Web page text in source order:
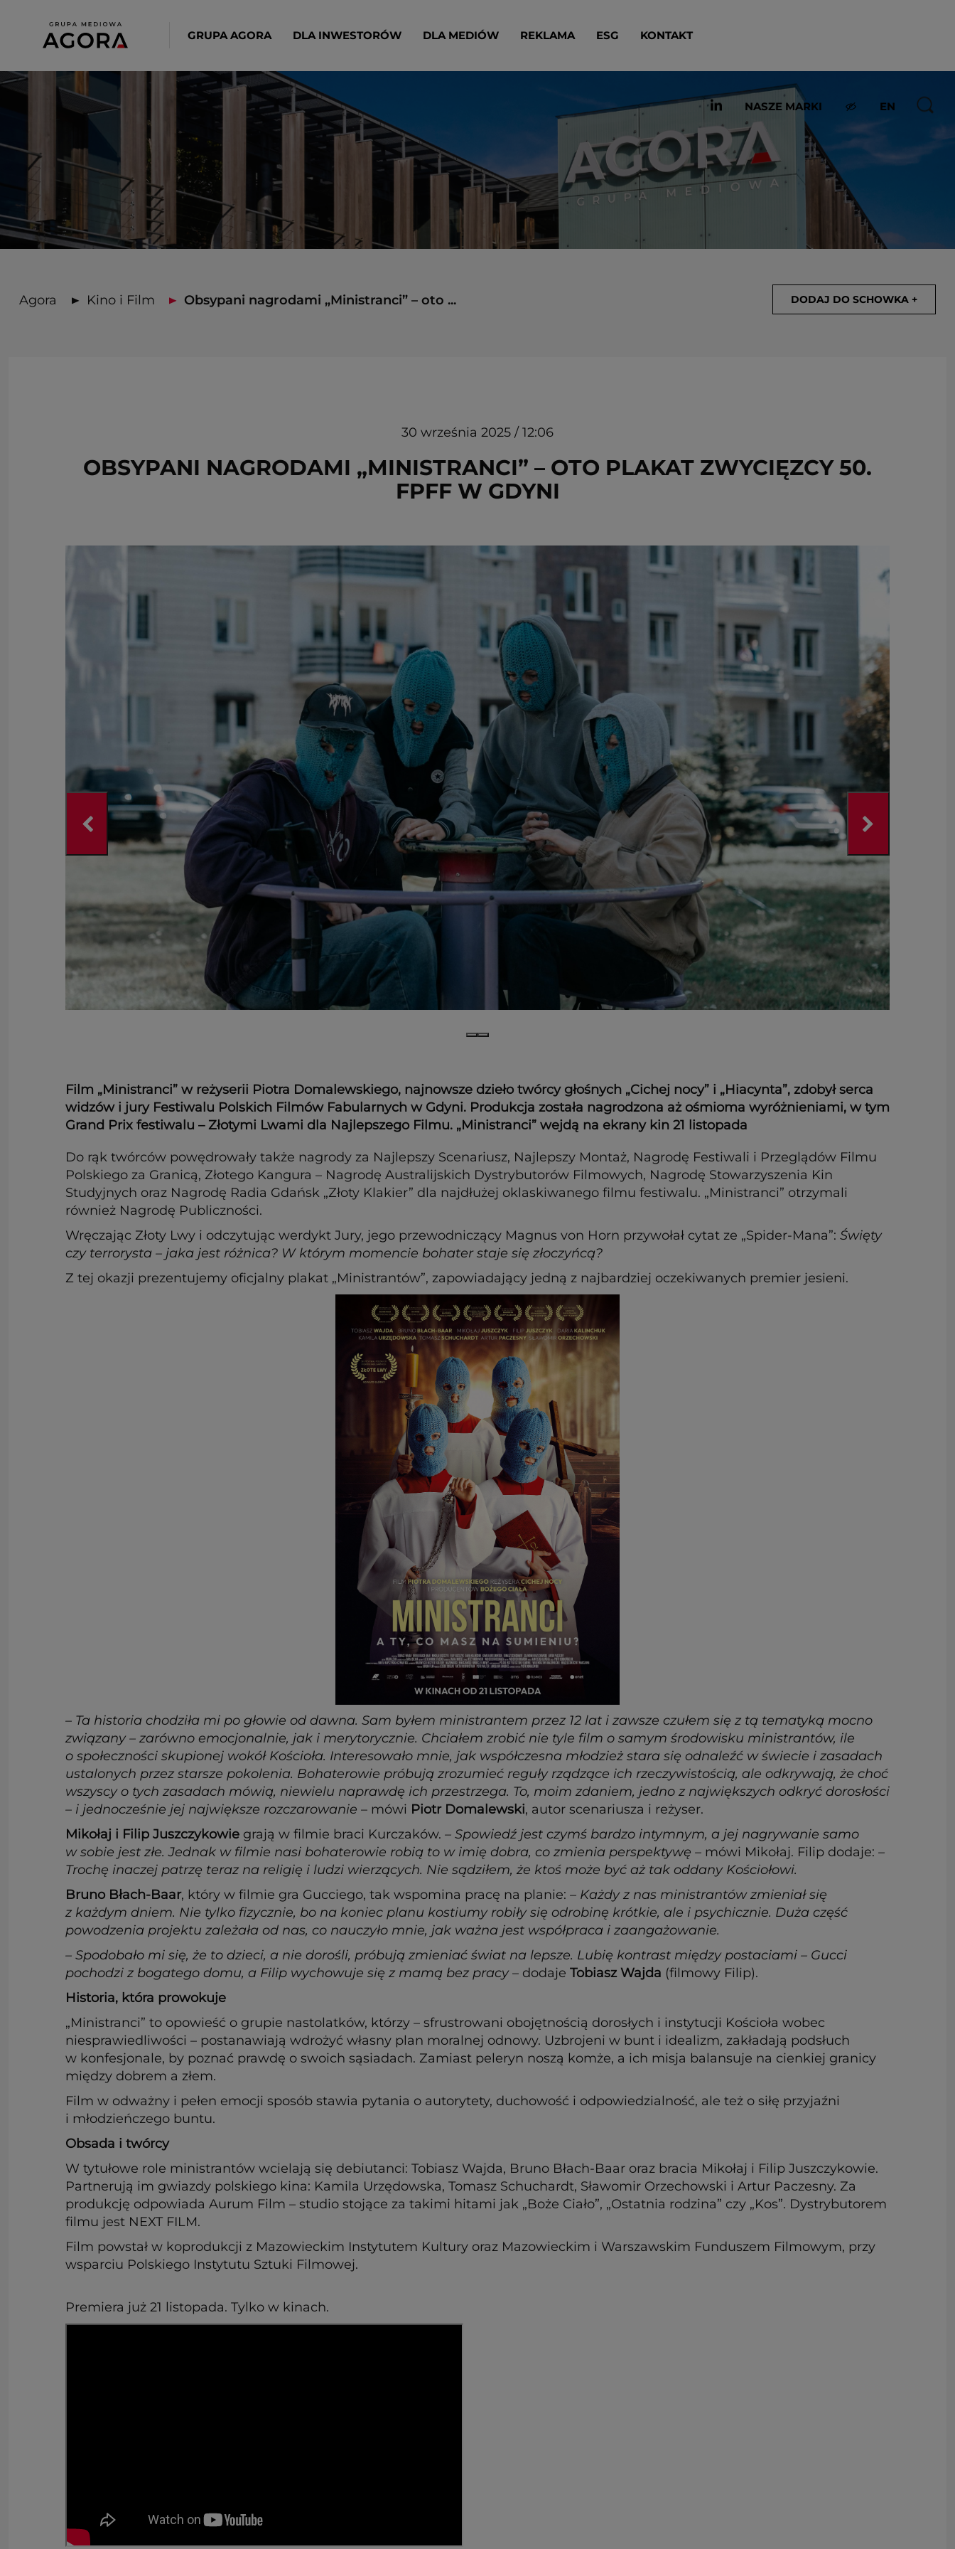
GRUPA AGORA DLA INWESTORÓW DLA MEDIÓW REKLAMA ESG KONTAKT
NASZE MARKI EN
Agora Kino i Film Obsypani nagrodami „Ministranci” – oto ... DODAJ DO SCHOWKA +
30 września 2025 / 12:06
OBSYPANI NAGRODAMI „MINISTRANCI” – OTO PLAKAT ZWYCIĘZCY 50.
FPFF W GDYNI
Film „Ministranci” w reżyserii Piotra Domalewskiego, najnowsze dzieło twórcy głośnych „Cichej nocy” i „Hiacynta”, zdobył serca
widzów i jury Festiwalu Polskich Filmów Fabularnych w Gdyni. Produkcja została nagrodzona aż ośmioma wyróżnieniami, w tym
Grand Prix festiwalu – Złotymi Lwami dla Najlepszego Filmu. „Ministranci” wejdą na ekrany kin 21 listopada
Do rąk twórców powędrowały także nagrody za Najlepszy Scenariusz, Najlepszy Montaż, Nagrodę Festiwali i Przeglądów Filmu
Polskiego za Granicą, Złotego Kangura – Nagrodę Australijskich Dystrybutorów Filmowych, Nagrodę Stowarzyszenia Kin
Studyjnych oraz Nagrodę Radia Gdańsk „Złoty Klakier” dla najdłużej oklaskiwanego filmu festiwalu. „Ministranci” otrzymali
również Nagrodę Publiczności.
Wręczając Złoty Lwy i odczytując werdykt Jury, jego przewodniczący Magnus von Horn przywołał cytat ze „Spider-Mana”: Święty
czy terrorysta – jaka jest różnica? W którym momencie bohater staje się złoczyńcą?
Z tej okazji prezentujemy oficjalny plakat „Ministrantów”, zapowiadający jedną z najbardziej oczekiwanych premier jesieni.
– Ta historia chodziła mi po głowie od dawna. Sam byłem ministrantem przez 12 lat i zawsze czułem się z tą tematyką mocno
związany – zarówno emocjonalnie, jak i merytorycznie. Chciałem zrobić nie tyle film o samym środowisku ministrantów, ile
o społeczności skupionej wokół Kościoła. Interesowało mnie, jak współczesna młodzież stara się odnaleźć w świecie i zasadach
ustalonych przez starsze pokolenia. Bohaterowie próbują zrozumieć reguły rządzące ich rzeczywistością, ale odkrywają, że choć
wszyscy o tych zasadach mówią, niewielu naprawdę ich przestrzega. To, moim zdaniem, jedno z największych odkryć dorosłości
– i jednocześnie jej największe rozczarowanie – mówi Piotr Domalewski, autor scenariusza i reżyser.
Mikołaj i Filip Juszczykowie grają w filmie braci Kurczaków. – Spowiedź jest czymś bardzo intymnym, a jej nagrywanie samo
w sobie jest złe. Jednak w filmie nasi bohaterowie robią to w imię dobra, co zmienia perspektywę – mówi Mikołaj. Filip dodaje: –
Trochę inaczej patrzę teraz na religię i ludzi wierzących. Nie sądziłem, że ktoś może być aż tak oddany Kościołowi.
Bruno Błach-Baar, który w filmie gra Gucciego, tak wspomina pracę na planie: – Każdy z nas ministrantów zmieniał się
z każdym dniem. Nie tylko fizycznie, bo na koniec planu kostiumy robiły się odrobinę krótkie, ale i psychicznie. Duża część
powodzenia projektu zależała od nas, co nauczyło mnie, jak ważna jest współpraca i zaangażowanie.
– Spodobało mi się, że to dzieci, a nie dorośli, próbują zmieniać świat na lepsze. Lubię kontrast między postaciami – Gucci
pochodzi z bogatego domu, a Filip wychowuje się z mamą bez pracy– dodaje Tobiasz Wajda (filmowy Filip).
Historia, która prowokuje
„Ministranci” to opowieść o grupie nastolatków, którzy – sfrustrowani obojętnością dorosłych i instytucji Kościoła wobec
niesprawiedliwości – postanawiają wdrożyć własny plan moralnej odnowy. Uzbrojeni w bunt i idealizm, zakładają podsłuch
w konfesjonale, by poznać prawdę o swoich sąsiadach. Zamiast peleryn noszą komże, a ich misja balansuje na cienkiej granicy
między dobrem a złem.
Film w odważny i pełen emocji sposób stawia pytania o autorytety, duchowość i odpowiedzialność, ale też o siłę przyjaźni
i młodzieńczego buntu.
Obsada i twórcy
W tytułowe role ministrantów wcielają się debiutanci: Tobiasz Wajda, Bruno Błach-Baar oraz bracia Mikołaj i Filip Juszczykowie.
Partnerują im gwiazdy polskiego kina: Kamila Urzędowska, Tomasz Schuchardt, Sławomir Orzechowski i Artur Paczesny. Za
produkcję odpowiada Aurum Film – studio stojące za takimi hitami jak „Boże Ciało”, „Ostatnia rodzina” czy „Kos”. Dystrybutorem
filmu jest NEXT FILM.
Film powstał w koprodukcji z Mazowieckim Instytutem Kultury oraz Mazowieckim i Warszawskim Funduszem Filmowym, przy
wsparciu Polskiego Instytutu Sztuki Filmowej.
Premiera już 21 listopada. Tylko w kinach.